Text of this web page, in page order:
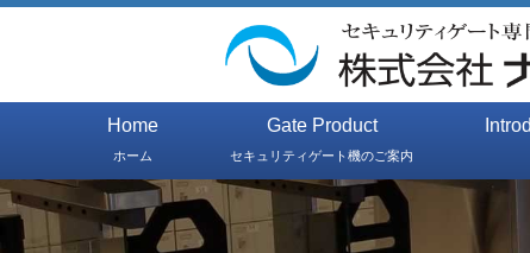
Home
ホーム
Gate Product
セキュリティゲート機のご案内